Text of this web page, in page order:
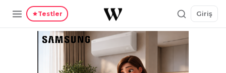
Testler Giriş